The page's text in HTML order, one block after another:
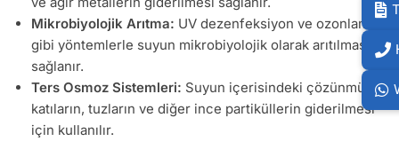
Mikrobiyolojik Arıtma: UV dezenfeksiyon ve ozonlama
gibi yöntemlerle suyun mikrobiyolojik olarak arıtılması
sağlanır.
Ters Osmoz Sistemleri: Suyun içerisindeki çözünmüş
katıların, tuzların ve diğer ince partiküllerin giderilmesi
için kullanılır.